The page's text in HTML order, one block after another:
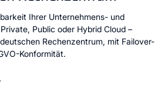
Ihrer Unternehmens- und
Public oder Hybrid Cloud –
Rechenzentrum, mit Failover-
Konformität.